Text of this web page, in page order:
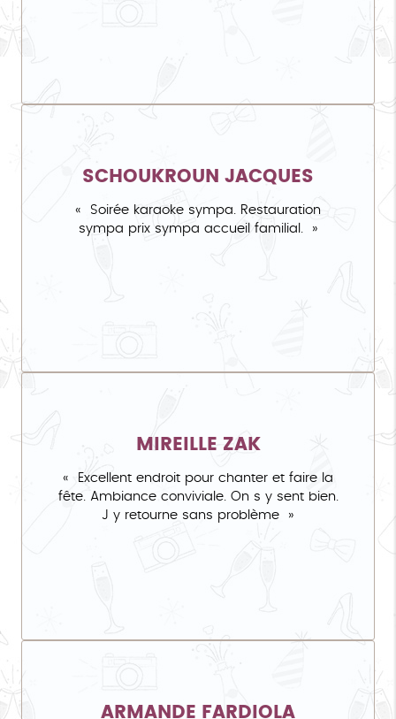
SCHOUKROUN JACQUES
Soirée karaoke sympa. Restauration
sympa prix sympa accueil familial.
MIREILLE ZAK
Excellent endroit pour chanter et faire la
fête. Ambiance conviviale. On s y sent bien.
J y retourne sans problème
ARMANDE FARDIOLA